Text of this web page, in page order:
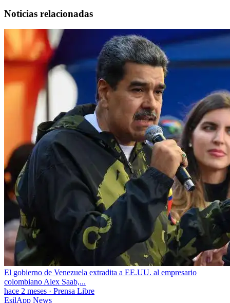
Noticias relacionadas
El gobierno de Venezuela extradita a EE.UU. al empresario
colombiano Alex Saab,...
hace 2 meses · Prensa Libre
EsilApp News